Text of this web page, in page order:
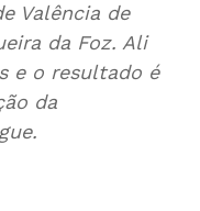
Valência de
da Foz. Ali
e o resultado é
da